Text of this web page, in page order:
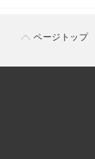
ページトップ